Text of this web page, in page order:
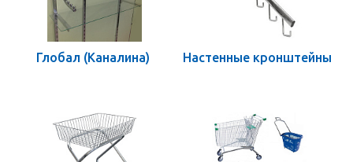
Глобал (Каналина) Настенные кронштейны